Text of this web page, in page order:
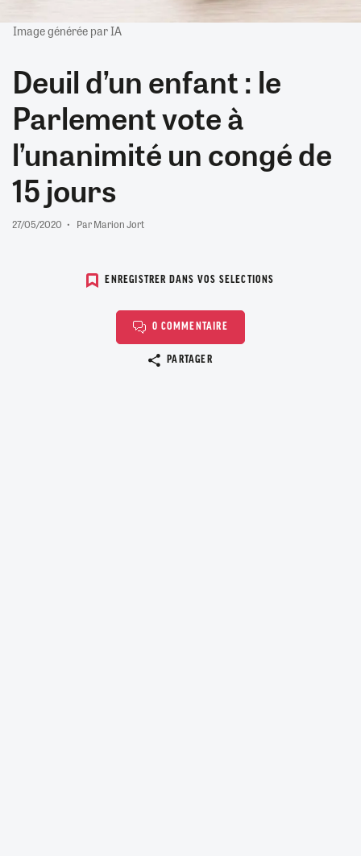
Image générée par IA
Deuil d’un enfant : le
Parlement vote à
l’unanimité un congé de
15 jours
27/05/2020 Par Marion Jort
ENREGISTRER DANS VOS SELECTIONS
0 COMMENTAIRE
PARTAGER